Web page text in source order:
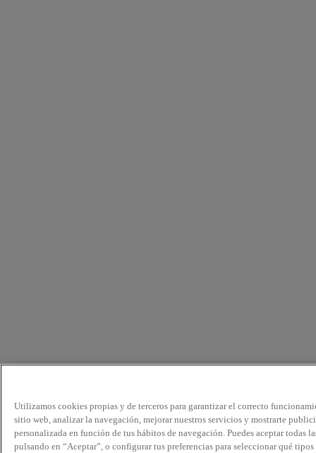
Utilizamos cookies propias y de terceros para garantizar el correcto
sitio web, analizar la navegación, mejorar nuestros servicios y mostrarte
personalizada en función de tus hábitos de navegación. Puedes aceptar todas
pulsando en “Aceptar”, o configurar tus preferencias para seleccionar qué tipos